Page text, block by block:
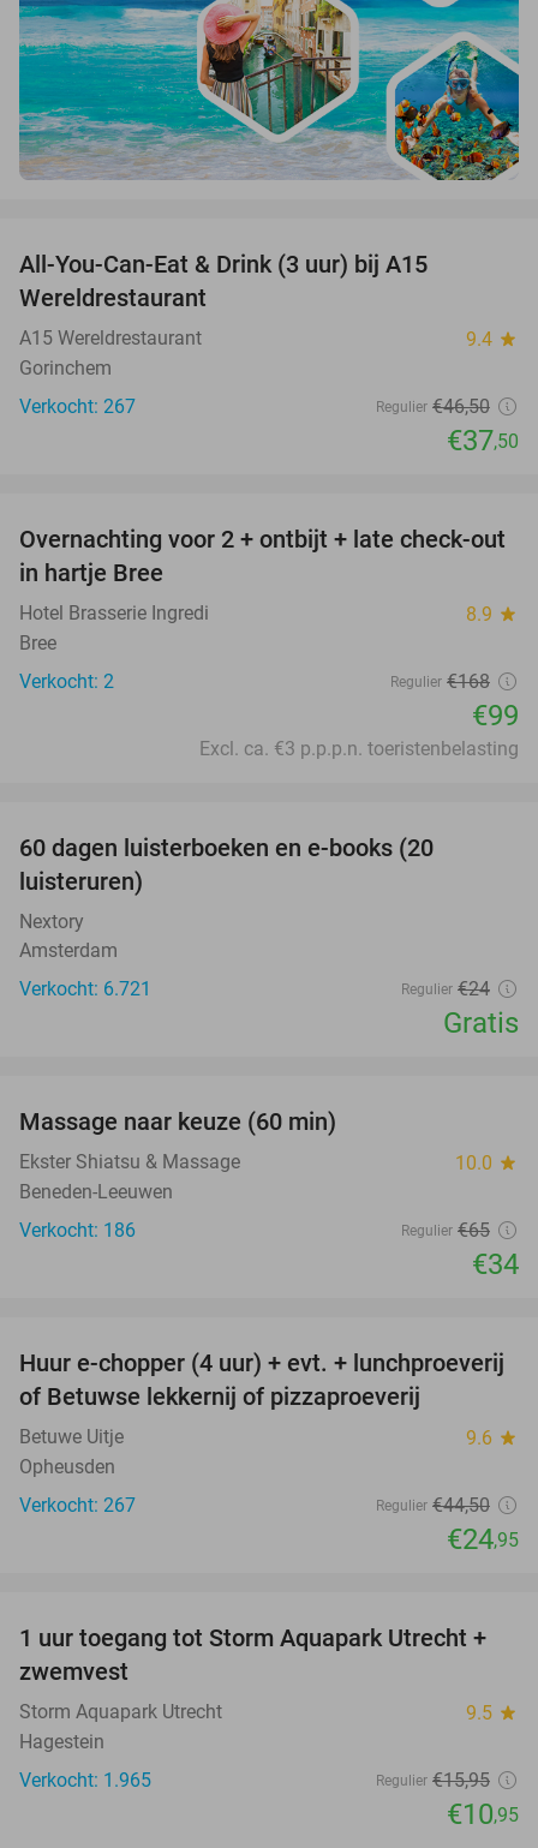
All-You-Can-Eat & Drink (3 uur) bij A15
Wereldrestaurant
A15 Wereldrestaurant 9.4 star
Gorinchem
Verkocht: 267
Regulier €46,50
€37,50
41%
TODAY
Overnachting voor 2 + ontbijt + late check-out
in hartje Bree
Hotel Brasserie Ingredi 8.9 star
Bree
Verkocht: 2
Regulier €168
€99
Excl. ca. €3 p.p.p.n. toeristenbelasting
60 dagen luisterboeken en e-books (20
luisteruren)
Nextory
Amsterdam
Verkocht: 6.721
Regulier €24
Gratis
Massage naar keuze (60 min)
Ekster Shiatsu & Massage 10.0 star
Beneden-Leeuwen
Verkocht: 186
Regulier €65
€34
44%
Huur e-chopper (4 uur) + evt. + lunchproeverij
of Betuwse lekkernij of pizzaproeverij
Betuwe Uitje 9.6 star
Opheusden
Verkocht: 267
Regulier €44,50
€24,95
31%
1 uur toegang tot Storm Aquapark Utrecht +
zwemvest
Storm Aquapark Utrecht 9.5 star
Hagestein
Verkocht: 1.965
Regulier €15,95
€10,95